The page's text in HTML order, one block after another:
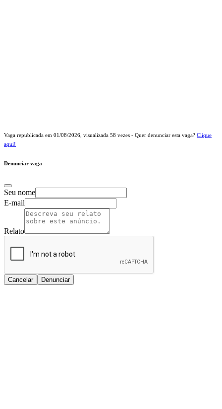
Vaga republicada em 01/08/2026 , visualizada 58 vezes - Quer denunciar esta vaga? Clique
aqui!
Denunciar vaga
Seu nome
E-mail
Relato
Cancelar Denunciar